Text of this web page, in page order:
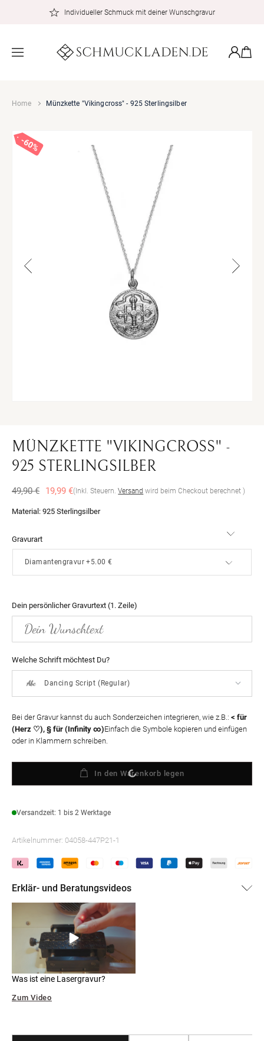
Individueller Schmuck mit deiner Wunschgravur
Home Münzkette "Vikingcross" - 925 Sterlingsilber
60%
öffnen
MÜNZKETTE "VIKINGCROSS" -
925 STERLINGSILBER
Normaler
49,90 € Verkaufspreis
19,99 €(Inkl. Steuern.Versand wird beim Checkout berechnet )
Material: 925 Sterlingsilber
Gravurart
Dein persönlicher Gravurtext (1. Zeile)
Welche Schrift möchtest Du?
Dancing Script (Regular)
Bei der Gravur kannst du auch Sonderzeichen integrieren, wie z.B.: < für
(Herz ♡), § für (Infinity ∞)Einfach die Symbole kopieren und einfügen
oder in Klammern schreiben.
In den Warenkorb legen
Versandzeit: 1 bis 2 Werktage
Artikelnummer: 04058-447P21-1
Erklär- und Beratungsvideos
Was ist eine Lasergravur?
Zum Video